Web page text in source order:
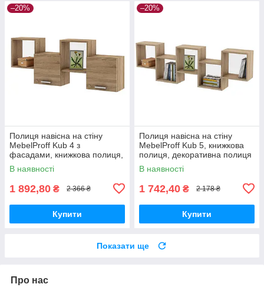
–20%
Полиця навісна на стіну
MebelProff Kub 4 з
фасадами, книжкова полиця,
декоративна полиця в
кімнату, будинок.
В наявності
1 892,80 ₴ 2 366 ₴
Купити
–20%
Полиця навісна на стіну
MebelProff Kub 5, книжкова
полиця, декоративна полиця
в кімнату, будинок.
В наявності
1 742,40 ₴ 2 178 ₴
Купити
Показати ще
Про нас